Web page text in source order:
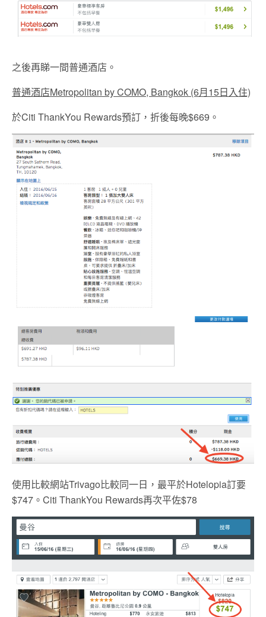
之後再睇一間普通酒店。
普通酒店Metropolitan by COMO, Bangkok (6月15日入住)
於Citi ThankYou Rewards預訂，折後每晚$669。
使用比較網站Trivago比較同一日，最平於Hotelopia訂要
$747。Citi ThankYou Rewards再次平佐$78